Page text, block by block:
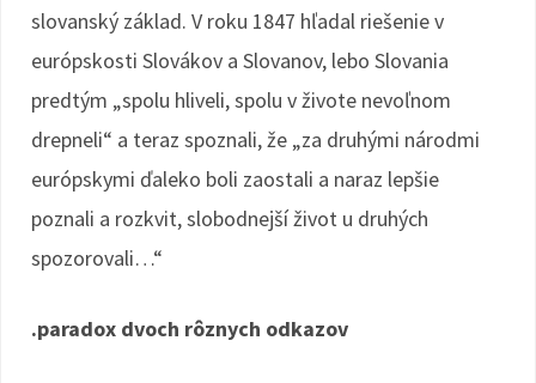
slovanský základ. V roku 1847 hľadal riešenie v
európskosti Slovákov a Slovanov, lebo Slovania
predtým „spolu hliveli, spolu v živote nevoľnom
drepneli“ a teraz spoznali, že „za druhými národmi
európskymi ďaleko boli zaostali a naraz lepšie
poznali a rozkvit, slobodnejší život u druhých
spozorovali…“
.paradox dvoch rôznych odkazov